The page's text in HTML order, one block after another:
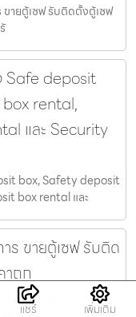
ายตู้เซฟ รับติดตั้งตู้เซฟ
Safe deposit
rental,
และ Security
box, Safety deposit
box rental และ
ร ขายตู้เซฟ รับติด
าถูก
ฟ รับติดตั้งตู้เซฟ ติดต่อ
แชร์ เพิ่มเติม